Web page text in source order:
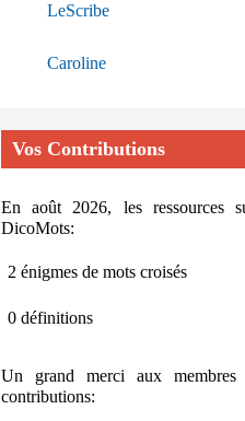
LeScribe
Caroline
Vos Contributions
En août 2026, les ressources
DicoMots:
2 énigmes de mots croisés
0 définitions
Un grand merci aux
contributions: